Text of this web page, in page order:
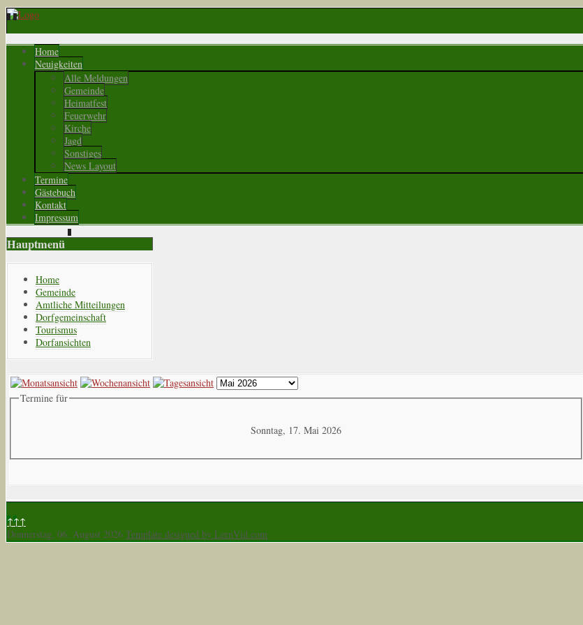
Home
Neuigkeiten
Alle Meldungen
Gemeinde
Heimatfest
Feuerwehr
Kirche
Jagd
Sonstiges
News Layout
Termine
Gästebuch
Kontakt
Impressum
Hauptmenü
Home
Gemeinde
Amtliche Mitteilungen
Dorfgemeinschaft
Tourismus
Dorfansichten
Termine für
Sonntag, 17. Mai 2026
↑↑↑
Donnerstag, 06. August 2026 Template designed by LernVid.com